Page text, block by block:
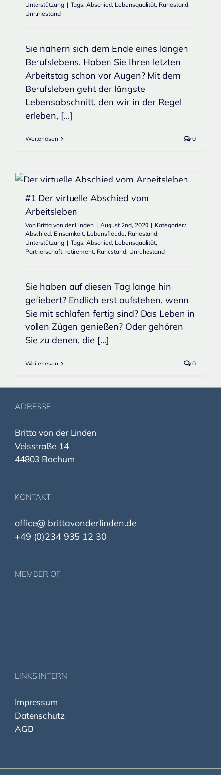
Unterstützung | Tags: Abschied, Lebensqualität, Ruhestand,
Unruhestand
Sie nähern sich dem Ende eines langen
Berufslebens. Haben Sie Ihren letzten
Arbeitstag schon vor Augen? Mit dem
Berufsleben geht der längste
Lebensabschnitt, den wir in der Regel
erleben, [...]
Weiterlesen 0
#1 Der virtuelle Abschied vom
Arbeitsleben
Von Britta von der Linden | August 2nd, 2020 | Kategorien:
Abschied, Einsamkeit, Lebensfreude, Ruhestand,
Unterstützung | Tags: Abschied, Lebensqualität,
Partnerschaft, retirement, Ruhestand, Unruhestand
Sie haben auf diesen Tag lange hin
gefiebert? Endlich erst aufstehen, wenn
Sie mit schlafen fertig sind? Das Leben in
vollen Zügen genießen? Oder gehören
Sie zu denen, die [...]
Weiterlesen 0
ADRESSE
Britta von der Linden
Velsstraße 14
44803 Bochum
KONTAKT
office@ brittavonderlinden.de
+49 (0)234 935 12 30
MEMBER OF
LINKS INTERN
Impressum
Datenschutz
AGB